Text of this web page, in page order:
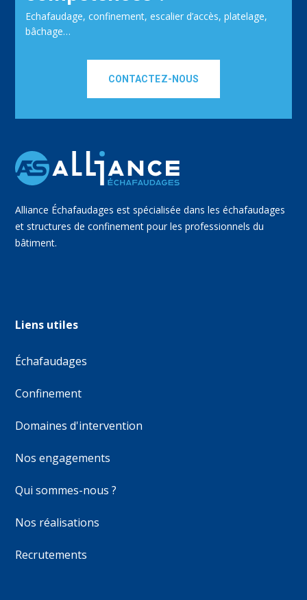
Echafaudage, confinement, escalier d’accès, platelage,
bâchage…
CONTACTEZ-NOUS
Alliance Échafaudages est spécialisée dans les échafaudages
et structures de confinement pour les professionnels du
bâtiment.
Liens utiles
Échafaudages
Confinement
Domaines d'intervention
Nos engagements
Qui sommes-nous ?
Nos réalisations
Recrutements